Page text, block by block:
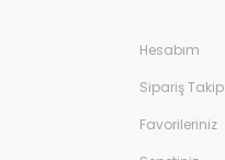
Hesabım
Sipariş Takip
Favorileriniz